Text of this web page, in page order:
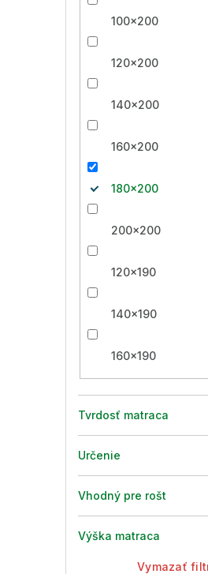
100x200
120x200
140x200
160x200
180x200
200x200
120x190
140x190
160x190
Tvrdosť matraca
Určenie
Vhodný pre rošt
Výška matraca
Vymazať